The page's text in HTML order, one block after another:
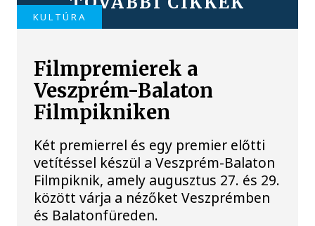
KULTÚRA
Filmpremierek a
Veszprém-Balaton
Filmpikniken
Két premierrel és egy premier előtti
vetítéssel készül a Veszprém-Balaton
Filmpiknik, amely augusztus 27. és 29.
között várja a nézőket Veszprémben
és Balatonfüreden.